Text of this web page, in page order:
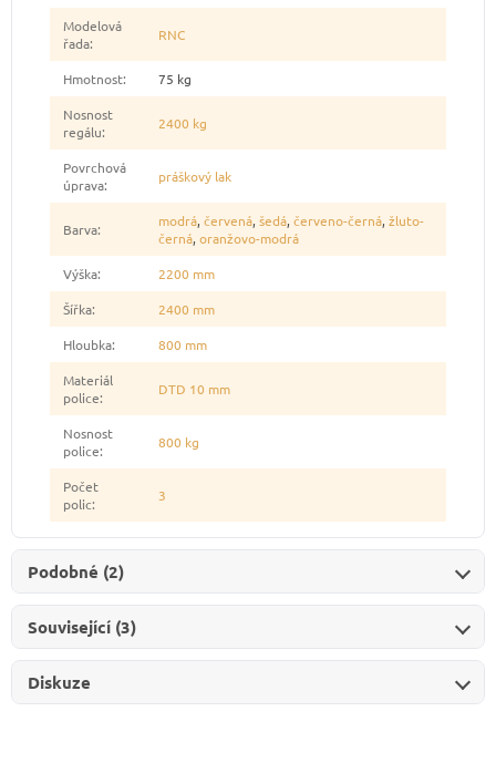
Modelová
řada: RNC
Hmotnost:
75 kg
Nosnost
regálu: 2400 kg
Povrchová
úprava: práškový lak
Barva: modrá, červená, šedá, červeno-černá, žluto-
černá, oranžovo-modrá
Výška:
2200 mm
Šířka:
2400 mm
Hloubka:
800 mm
Materiál
police: DTD 10 mm
Nosnost
police: 800 kg
Počet
polic: 3
Podobné (2)
Související (3)
Diskuze